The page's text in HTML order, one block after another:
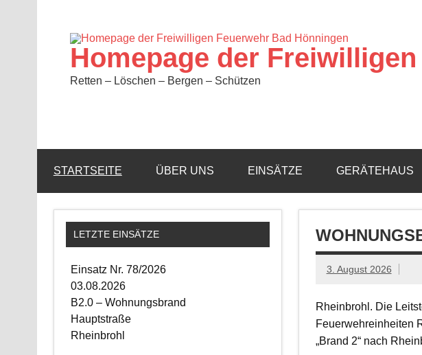
Homepage der
Retten – Löschen – Bergen – Schützen
STARTSEITE ÜBER UNS EINSÄTZE GERÄTEHAUS
3. August 2026
Rheinbrohl. Die
Feuerwehreinheiten
„Brand 2“ nach
LETZTE EINSÄTZE
Einsatz Nr. 78/2026
03.08.2026
B2.0 – Wohnungsbrand
Hauptstraße
Rheinbrohl